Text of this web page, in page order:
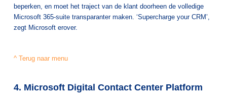
beperken, en moet het traject van de klant doorheen de volledige
Microsoft 365-suite transparanter maken. ‘Supercharge your CRM’,
zegt Microsoft erover.
^ Terug naar menu
4. Microsoft Digital Contact Center Platform